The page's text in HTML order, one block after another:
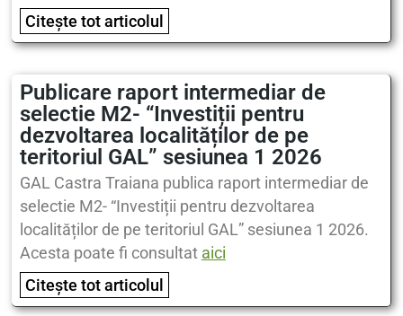
Citește tot articolul
Publicare raport intermediar de
selectie M2- “Investiții pentru
dezvoltarea localităților de pe
teritoriul GAL” sesiunea 1 2026
GAL Castra Traiana publica raport intermediar de
selectie M2- “Investiții pentru dezvoltarea
localităților de pe teritoriul GAL” sesiunea 1 2026.
Acesta poate fi consultat aici
Citește tot articolul